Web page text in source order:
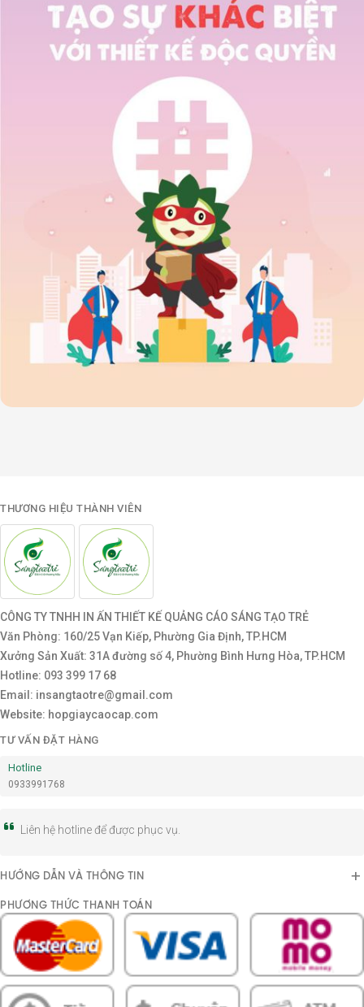
THƯƠNG HIỆU THÀNH VIÊN
CÔNG TY TNHH IN ẤN THIẾT KẾ QUẢNG CÁO SÁNG TẠO TRẺ
Văn Phòng: 160/25 Vạn Kiếp, Phường Gia Định, TP.HCM
Xưởng Sản Xuất: 31A đường số 4, Phường Bình Hưng Hòa, TP.HCM
Hotline: 093 399 17 68
Email: insangtaotre@gmail.com
Website: hopgiaycaocap.com
TƯ VẤN ĐẶT HÀNG
0933991768
Hotline
Liên hệ hotline để được phục vụ.
HƯỚNG DẪN VÀ THÔNG TIN
PHƯƠNG THỨC THANH TOÁN